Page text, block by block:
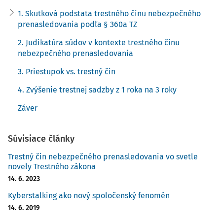
prenasledovania podľa§ 360a TZprimárne chráni
medziľudské vzťahy a právo človeka na pocit bezpečného
a kvalitného života. Hmotným predmetom útoku je osoba
v jej fyzickom zhmotnení, pričom táto osoba vníma a je
schopná porozumieť útokom smerujúcim k
prenasledovaniu. Hmotným predmetom útoku môžu byť v
spojitosti s touto osobou i ďalšie osoby či veci.
Objektívna stránka
1. Skutková podstata trestného činu nebezpečného
prenasledovania podľa § 360a TZ
2. Judikatúra súdov v kontexte trestného činu
nebezpečného prenasledovania
3. Priestupok vs. trestný čin
4. Zvýšenie trestnej sadzby z 1 roka na 3 roky
Záver
Súvisiace články
Trestný čin nebezpečného prenasledovania vo svetle
novely Trestného zákona
14. 6. 2023
Kyberstalking ako nový spoločenský fenomén
14. 6. 2019